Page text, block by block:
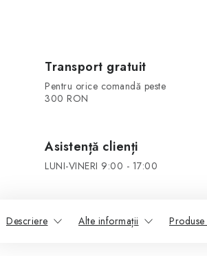
Transport gratuit
Pentru orice comandă peste
300 RON
Asistență clienți
LUNI-VINERI 9:00 - 17:00
Descriere Alte informații